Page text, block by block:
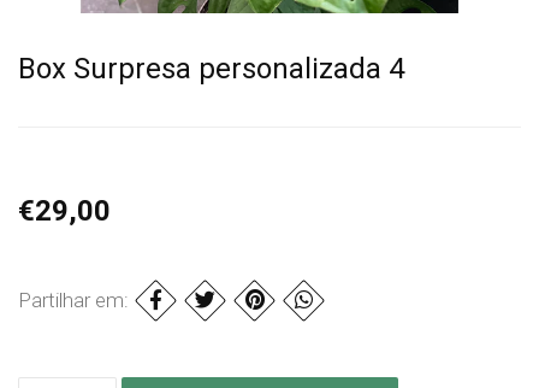
Box Surpresa personalizada 4
€29,00
Partilhar em: